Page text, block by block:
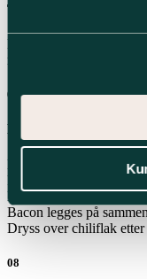
Trykk ut deigen
Dryss mel på bordet, og
midten og fortsatt har litt
07
Pizzafyll:
Bacon forstekes til det
Pizzadeigen rulles ut og
Et tynt lag revet ost
Bacon legges på
Dryss over chiliflak etter
08